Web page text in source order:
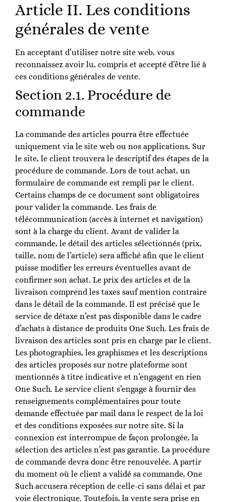
Article II. Les conditions
générales de vente
En acceptant d’utiliser notre site web, vous
reconnaissez avoir lu, compris et accepté d’être lié à
ces conditions générales de vente.
Section 2.1. Procédure de
commande
La commande des articles pourra être effectuée
uniquement via le site web ou nos applications. Sur
le site, le client trouvera le descriptif des étapes de la
procédure de commande. Lors de tout achat, un
formulaire de commande est rempli par le client.
Certains champs de ce document sont obligatoires
pour valider la commande. Les frais de
télécommunication (accès à internet et navigation)
sont à la charge du client. Avant de valider la
commande, le détail des articles sélectionnés (prix,
taille, nom de l’article) sera affiché afin que le client
puisse modifier les erreurs éventuelles avant de
confirmer son achat. Le prix des articles et de la
livraison comprend les taxes sauf mention contraire
dans le détail de la commande. Il est précisé que le
service de détaxe n’est pas disponible dans le cadre
d’achats à distance de produits One Such. Les frais de
livraison des articles sont pris en charge par le client.
Les photographies, les graphismes et les descriptions
des articles proposés sur notre plateforme sont
mentionnés à titre indicative et n’engagent en rien
One Such. Le service client s’engage à fournir des
renseignements complémentaires pour toute
demande effectuée par mail dans le respect de la loi
et des conditions exposées sur notre site. Si la
connexion est interrompue de façon prolongée, la
sélection des articles n’est pas garantie. La procédure
de commande devra donc être renouvelée. A partir
du moment où le client a validé sa commande, One
Such accusera réception de celle-ci sans délai et par
voie électronique. Toutefois, la vente sera prise en